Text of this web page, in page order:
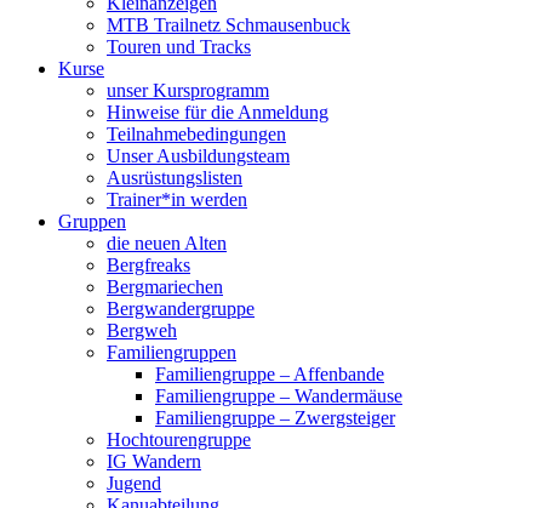
MTB Trailnetz Schmausenbuck
Touren und Tracks
Kurse
unser Kursprogramm
Hinweise für die Anmeldung
Teilnahmebedingungen
Unser Ausbildungsteam
Ausrüstungslisten
Trainer*in werden
Gruppen
die neuen Alten
Bergfreaks
Bergmariechen
Bergwandergruppe
Bergweh
Familiengruppen
Familiengruppe – Affenbande
Familiengruppe – Wandermäuse
Familiengruppe – Zwergsteiger
Hochtourengruppe
IG Wandern
Jugend